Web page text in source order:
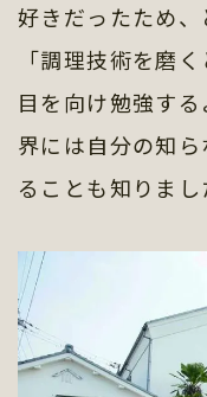
好きだったため、
「調理技術を磨
目を向け勉強す
界には自分の知
ることも知りまし